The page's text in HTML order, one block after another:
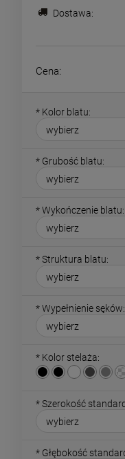
Dostawa:
Cena nie zawiera
Cena:
* Kolor blatu:
* Grubość blatu:
*Wykończenie blatu:
*Struktura blatu:
*Wypełnienie sęków:
* Kolor stelaża:
*Szerokość
* Głębokość